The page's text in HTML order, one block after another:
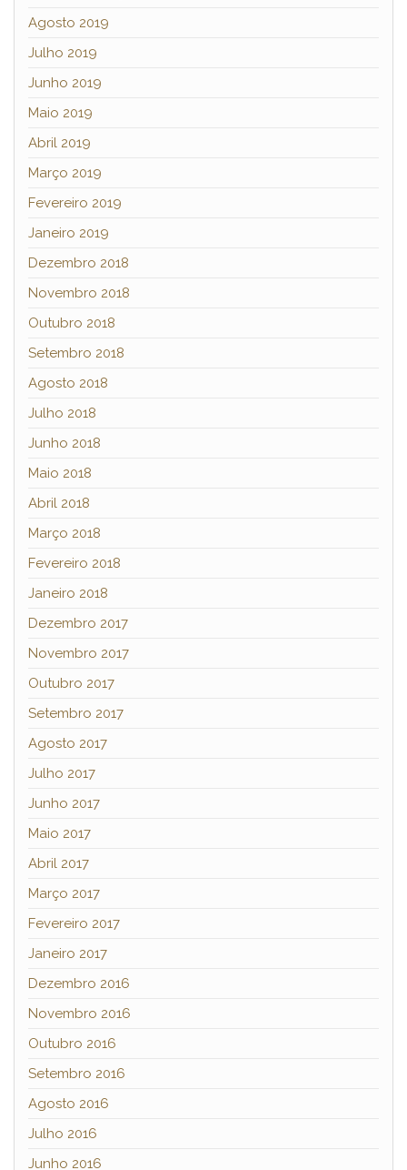
Agosto 2019
Julho 2019
Junho 2019
Maio 2019
Abril 2019
Março 2019
Fevereiro 2019
Janeiro 2019
Dezembro 2018
Novembro 2018
Outubro 2018
Setembro 2018
Agosto 2018
Julho 2018
Junho 2018
Maio 2018
Abril 2018
Março 2018
Fevereiro 2018
Janeiro 2018
Dezembro 2017
Novembro 2017
Outubro 2017
Setembro 2017
Agosto 2017
Julho 2017
Junho 2017
Maio 2017
Abril 2017
Março 2017
Fevereiro 2017
Janeiro 2017
Dezembro 2016
Novembro 2016
Outubro 2016
Setembro 2016
Agosto 2016
Julho 2016
Junho 2016